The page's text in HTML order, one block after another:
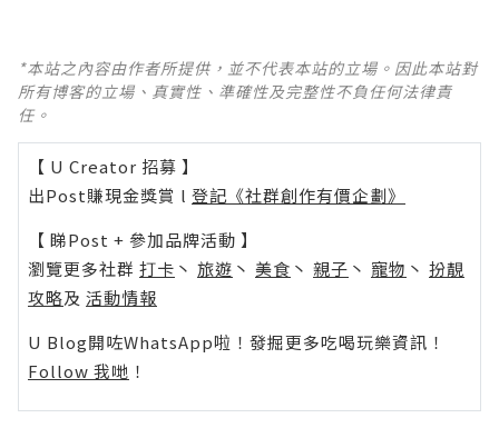
*本站之內容由作者所提供，並不代表本站的立場。因此本站對
所有博客的立場、真實性、準確性及完整性不負任何法律責
任。
【 U Creator 招募 】
出Post賺現金獎賞 l 登記《社群創作有價企劃》
【 睇Post + 參加品牌活動 】
瀏覽更多社群 打卡 丶 旅遊 丶 美食 丶 親子 丶 寵物 丶 扮靚
攻略及 活動情報
U Blog開咗WhatsApp啦！發掘更多吃喝玩樂資訊！
Follow 我哋 ！